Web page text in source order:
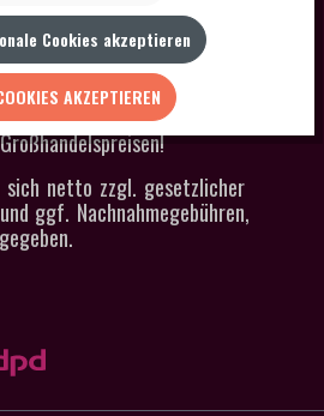
300 € Bestellwert
in 24h versandfertig
sich netto zzgl. gesetzlicher
ggf. Nachnahmegebühren,
Cookies akzeptieren
AKZEPTIEREN